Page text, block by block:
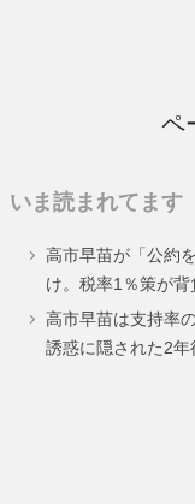
ペ
いま読まれてます
高市早苗が「公約
け。税率1％策が背
高市早苗は支持率
誘惑に隠された2年